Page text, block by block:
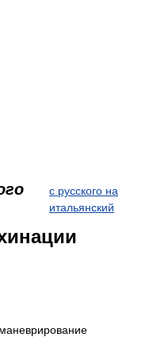
с русского на
итальянский